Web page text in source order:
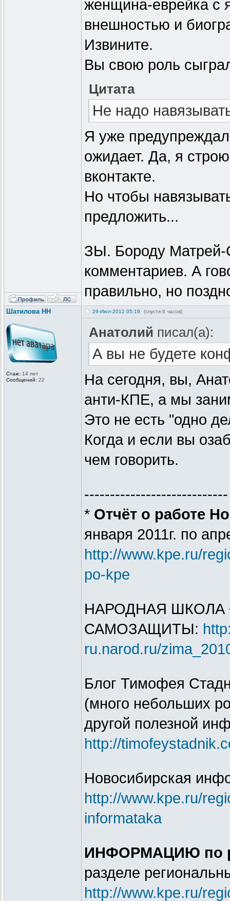
женщина-еврейка с
внешностью и
Извините.
Вы свою роль
Цитата
Не надо
Я уже
ожидает. Да, я
вконтакте.
Но чтобы
предложить...
ЗЫ. Бороду Матрей-
комментариев. А
правильно, но
Шатилова НН
Стаж: 14 лет
Сообщений: 22
29-Июл-2012 05:19 (спустя 8 часов)
Анатолий писал(а):
А вы не будете
На сегодня, вы,
анти-КПЕ, а мы
Это не есть "одно
Когда и если вы
чем говорить.
----------------------------
* Отчёт о работе
января 2011г. по
http://www.kpe.ru/
po-kpe
НАРОДНАЯ
САМОЗАЩИТЫ:
ru.narod.ru/
Блог Тимофея
(много небольших
другой полезной
http://
Новосибирская
http://www.kpe.ru/
informataka
ИНФОРМАЦИЮ по
разделе
http://www.kpe.ru/